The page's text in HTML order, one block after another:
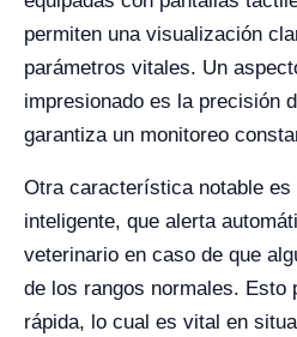
permiten una visualización
parámetros vitales. Un
impresionado es la precisión
garantiza un monitoreo
Otra característica notable
inteligente, que alerta
veterinario en caso de que
de los rangos normales. Esto
rápida, lo cual es vital en